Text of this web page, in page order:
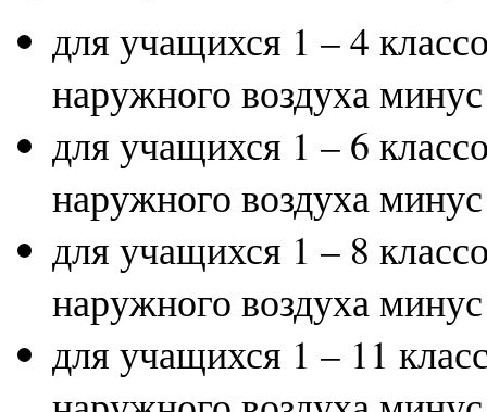
для учащихся 1 – 4
наружного воздуха
для учащихся 1 – 6
наружного воздуха
для учащихся 1 – 8
наружного воздуха
для учащихся 1 – 11